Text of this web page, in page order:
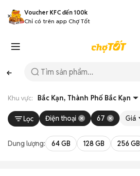
Voucher KFC đến 100k
Chỉ có trên app Chợ Tốt
Khu vực: Bắc Kạn, Thành Phố Bắc Kạn
Lọc Điện thoại 67 Giá
Dung lượng: 64 GB 128 GB 256 GB